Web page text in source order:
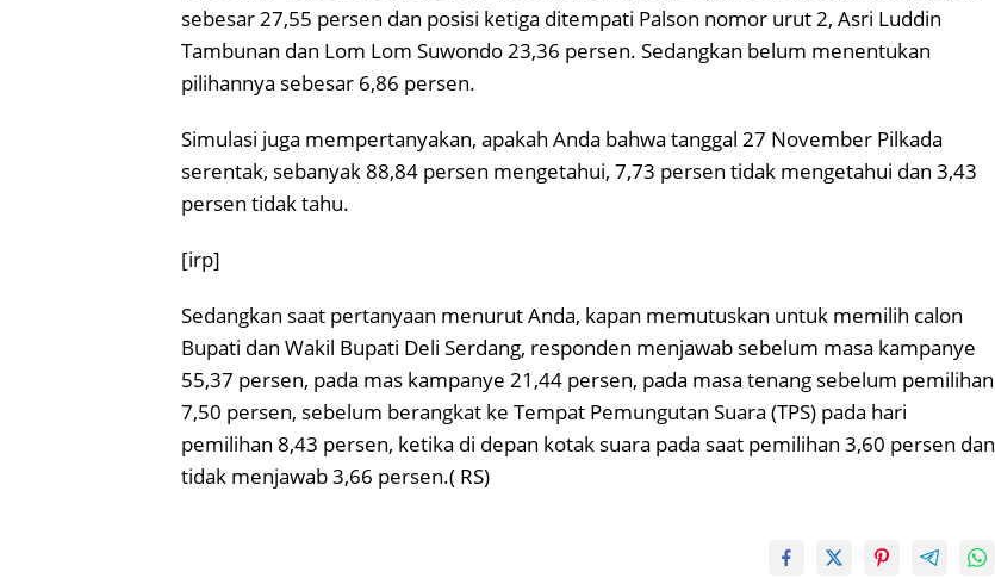
sebesar 27,55 persen dan posisi ketiga ditempati Palson nomor urut 2, Asri Luddin
Tambunan dan Lom Lom Suwondo 23,36 persen. Sedangkan belum menentukan
pilihannya sebesar 6,86 persen.
Simulasi juga mempertanyakan, apakah Anda bahwa tanggal 27 November Pilkada
serentak, sebanyak 88,84 persen mengetahui, 7,73 persen tidak mengetahui dan 3,43
persen tidak tahu.
[irp]
Sedangkan saat pertanyaan menurut Anda, kapan memutuskan untuk memilih calon
Bupati dan Wakil Bupati Deli Serdang, responden menjawab sebelum masa kampanye
55,37 persen, pada mas kampanye 21,44 persen, pada masa tenang sebelum pemilihan
7,50 persen, sebelum berangkat ke Tempat Pemungutan Suara (TPS) pada hari
pemilihan 8,43 persen, ketika di depan kotak suara pada saat pemilihan 3,60 persen dan
tidak menjawab 3,66 persen.( RS)